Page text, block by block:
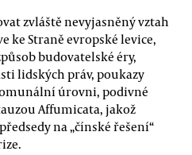
zvláště nevyjasněný vztah
ke Straně evropské levice,
budovatelské éry,
lidských práv, poukazy
úrovni, podivné
Affumicata, jakož
na „čínské řešení“